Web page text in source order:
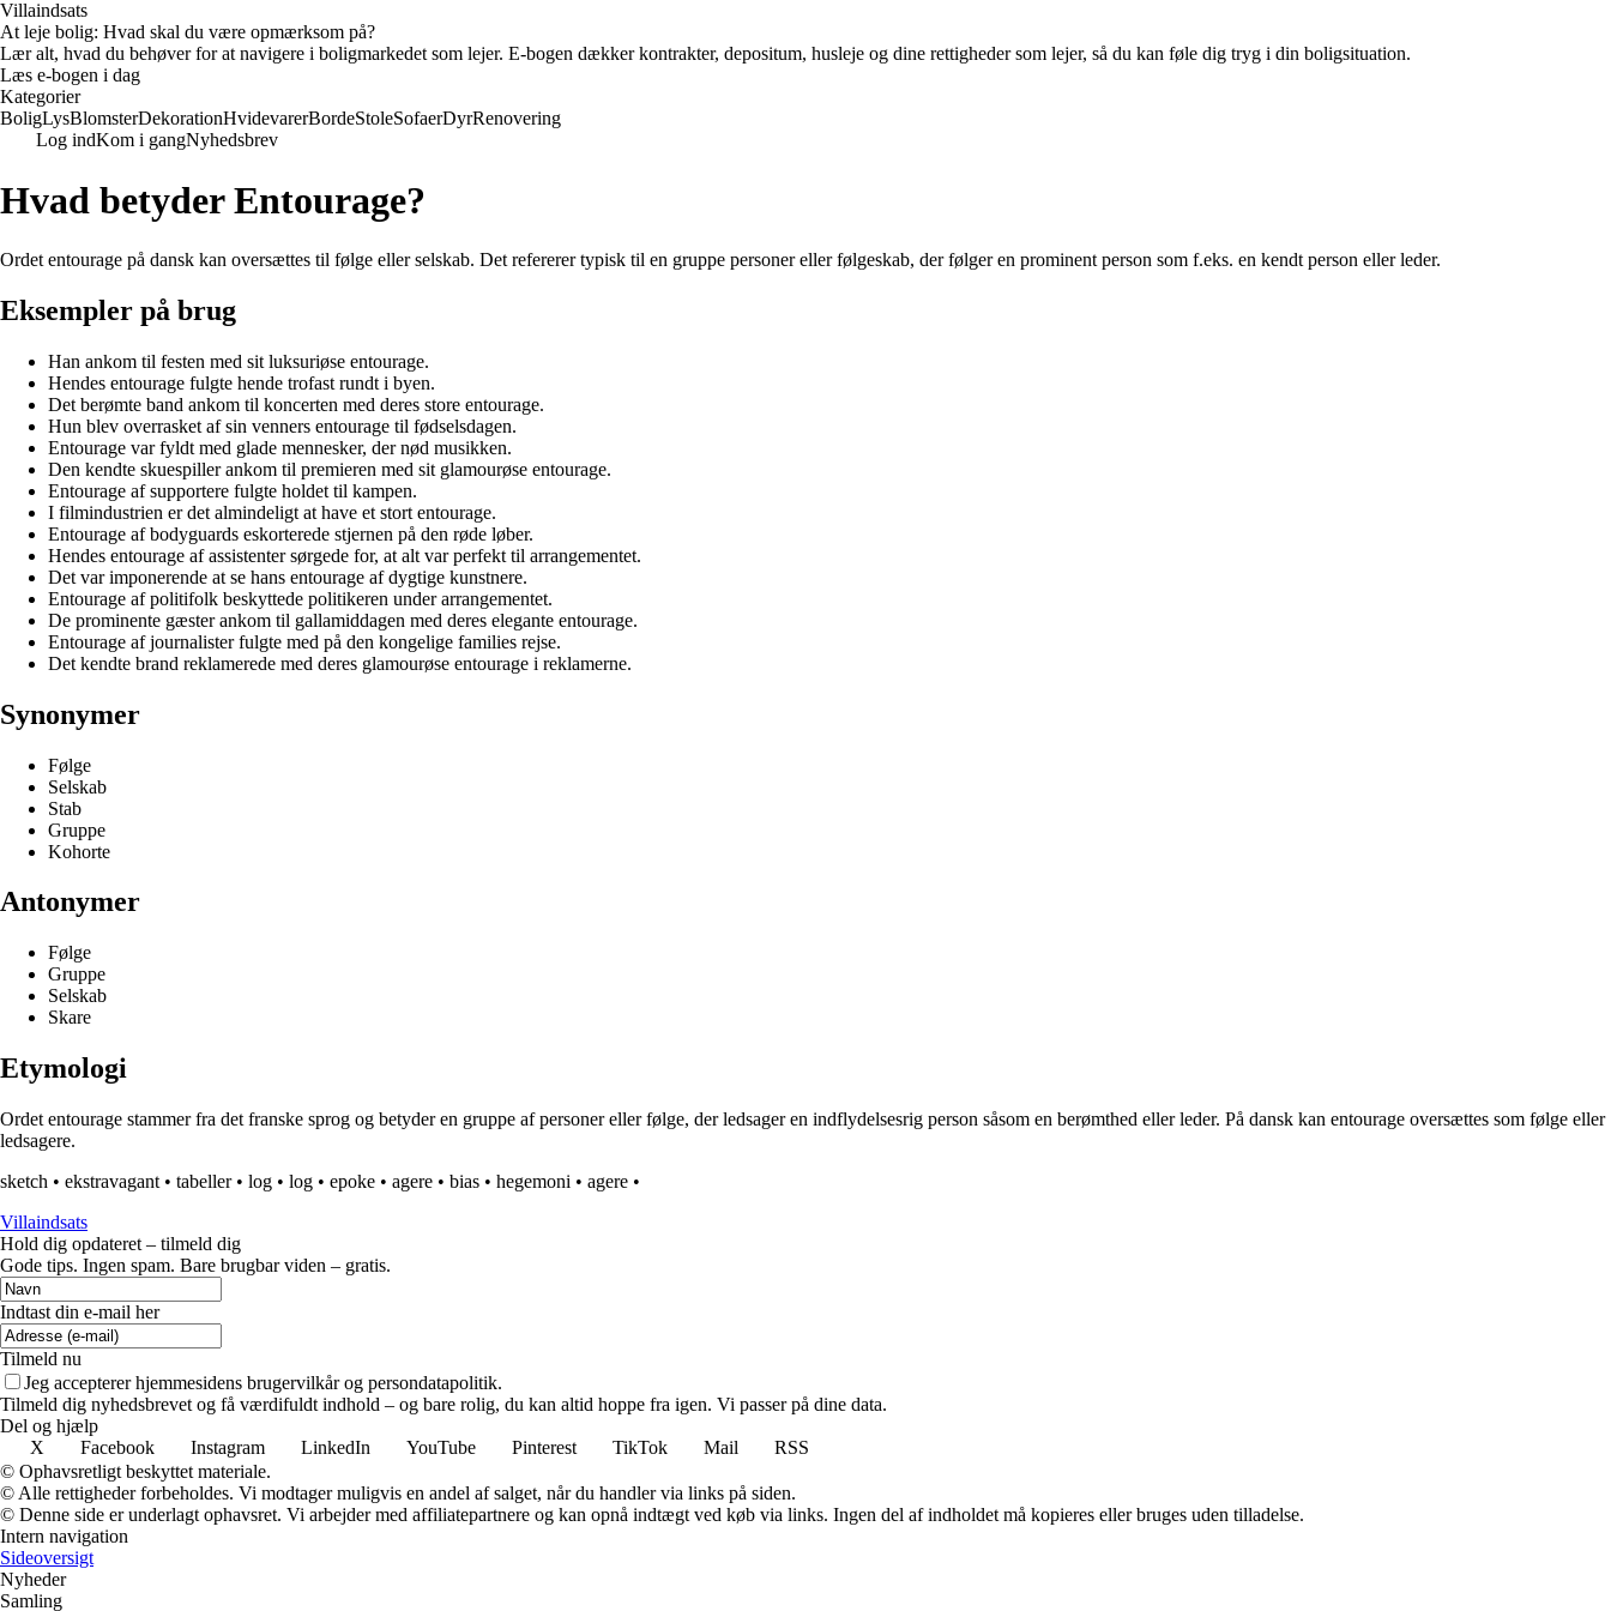
Villaindsats
At leje bolig: Hvad skal du være opmærksom på?
Lær alt, hvad du behøver for at navigere i boligmarkedet som lejer. E-bogen dækker kontrakter, depositum, husleje og dine rettigheder som lejer, så du kan føle dig tryg i din boligsituation.
Læs e-bogen i dag
Kategorier
BoligLysBlomsterDekorationHvidevarerBordeStoleSofaerDyrRenovering
Log indKom i gangNyhedsbrev
Hvad betyder Entourage?
Ordet entourage på dansk kan oversættes til følge eller selskab. Det refererer typisk til en gruppe personer eller følgeskab, der følger en prominent person som f.eks. en kendt person eller leder.
Eksempler på brug
Han ankom til festen med sit luksuriøse entourage.
Hendes entourage fulgte hende trofast rundt i byen.
Det berømte band ankom til koncerten med deres store entourage.
Hun blev overrasket af sin venners entourage til fødselsdagen.
Entourage var fyldt med glade mennesker, der nød musikken.
Den kendte skuespiller ankom til premieren med sit glamourøse entourage.
Entourage af supportere fulgte holdet til kampen.
I filmindustrien er det almindeligt at have et stort entourage.
Entourage af bodyguards eskorterede stjernen på den røde løber.
Hendes entourage af assistenter sørgede for, at alt var perfekt til arrangementet.
Det var imponerende at se hans entourage af dygtige kunstnere.
Entourage af politifolk beskyttede politikeren under arrangementet.
De prominente gæster ankom til gallamiddagen med deres elegante entourage.
Entourage af journalister fulgte med på den kongelige families rejse.
Det kendte brand reklamerede med deres glamourøse entourage i reklamerne.
Synonymer
Følge
Selskab
Stab
Gruppe
Kohorte
Antonymer
Følge
Gruppe
Selskab
Skare
Etymologi
Ordet entourage stammer fra det franske sprog og betyder en gruppe af personer eller følge, der ledsager en indflydelsesrig person såsom en berømthed eller leder. På dansk kan entourage oversættes som følge eller
ledsagere.
sketch • ekstravagant • tabeller• log • log • epoke • agere • bias • hegemoni • agere •
Villaindsats
Hold dig opdateret – tilmeld dig
Gode tips. Ingen spam. Bare brugbar viden – gratis.
Indtast din e-mail her
Tilmeld nu
Jeg accepterer hjemmesidens brugervilkår og persondatapolitik.
Tilmeld dig nyhedsbrevet og få værdifuldt indhold – og bare rolig, du kan altid hoppe fra igen. Vi passer på dine data.
Del og hjælp
X
Facebook Instagram LinkedIn YouTube Pinterest TikTok Mail
RSS
© Ophavsretligt beskyttet materiale.
© Alle rettigheder forbeholdes. Vi modtager muligvis en andel af salget, når du handler via links på siden.
© Denne side er underlagt ophavsret. Vi arbejder med affiliatepartnere og kan opnå indtægt ved køb via links. Ingen del af indholdet må kopieres eller bruges uden tilladelse.
Intern navigation
Sideoversigt
Nyheder
Samling